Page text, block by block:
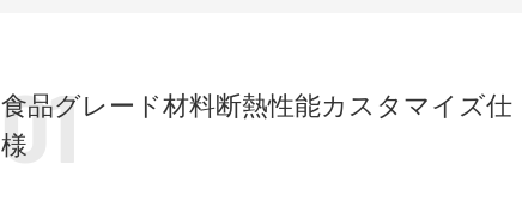
食品グレード材料断熱性能カスタマイズ仕
様
01